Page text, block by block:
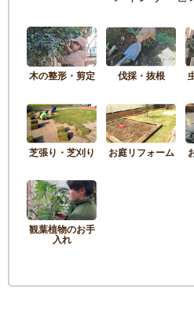
木の整形・剪定 伐採・抜根
芝張り・芝刈り お庭リフォーム
観葉植物のお手
入れ